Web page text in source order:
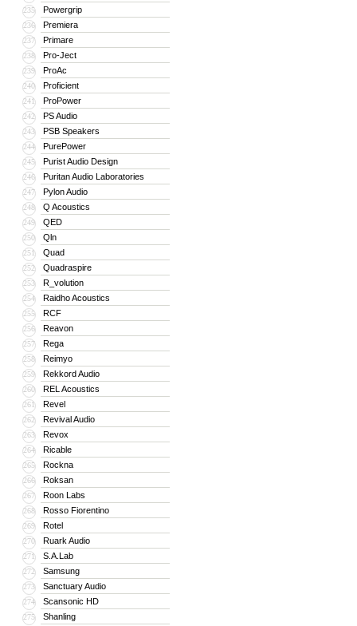
235 Powergrip
236 Premiera
237 Primare
238 Pro-Ject
239 ProAc
240 Proficient
241 ProPower
242 PS Audio
243 PSB Speakers
244 PurePower
245 Purist Audio Design
246 Puritan Audio Laboratories
247 Pylon Audio
248 Q Acoustics
249 QED
250 Qln
251 Quad
252 Quadraspire
253 R_volution
254 Raidho Acoustics
255 RCF
256 Reavon
257 Rega
258 Reimyo
259 Rekkord Audio
260 REL Acoustics
261 Revel
262 Revival Audio
263 Revox
264 Ricable
265 Rockna
266 Roksan
267 Roon Labs
268 Rosso Fiorentino
269 Rotel
270 Ruark Audio
271 S.A.Lab
272 Samsung
273 Sanctuary Audio
274 Scansonic HD
275 Shanling